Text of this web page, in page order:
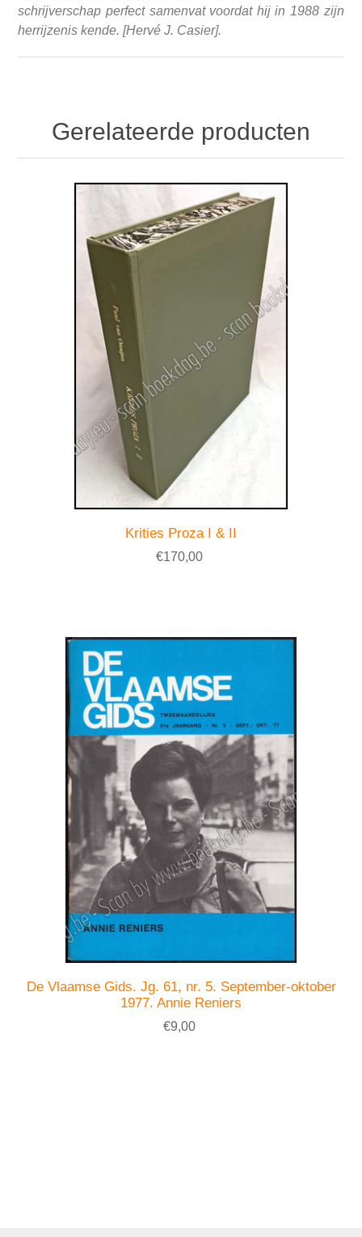
schrijverschap perfect samenvat voordat hij in 1988 zijn
herrijzenis kende. [Hervé J. Casier].
Gerelateerde producten
Krities Proza I & II
€170,00
De Vlaamse Gids. Jg. 61, nr. 5. September-oktober
1977. Annie Reniers
€9,00